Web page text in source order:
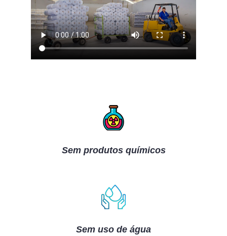
Sem produtos químicos
Sem uso de água